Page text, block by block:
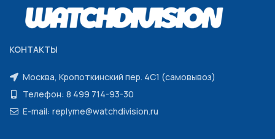
КОНТАКТЫ
Москва, Кропоткинский пер. 4С1 (самовывоз)
Телефон: 8 499 714-93-30
E-mail: replyme@watchdivision.ru